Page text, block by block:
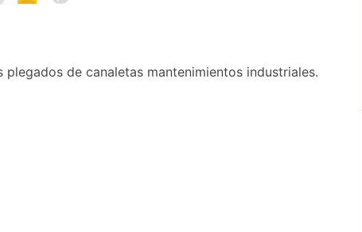
plegados de canaletas mantenimientos industriales.